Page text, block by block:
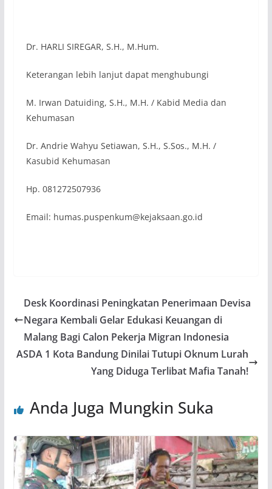
Dr. HARLI SIREGAR, S.H., M.Hum.
Keterangan lebih lanjut dapat menghubungi
M. Irwan Datuiding, S.H., M.H. / Kabid Media dan
Kehumasan
Dr. Andrie Wahyu Setiawan, S.H., S.Sos., M.H. /
Kasubid Kehumasan
Hp. 081272507936
Email: humas.puspenkum@kejaksaan.go.id
Desk Koordinasi Peningkatan Penerimaan Devisa
Negara Kembali Gelar Edukasi Keuangan di
Malang Bagi Calon Pekerja Migran Indonesia
ASDA 1 Kota Bandung Dinilai Tutupi Oknum Lurah
Yang Diduga Terlibat Mafia Tanah!
Anda Juga Mungkin Suka